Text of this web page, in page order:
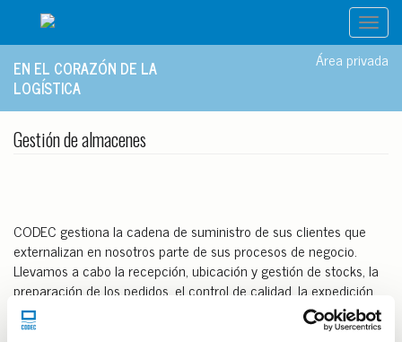
EN EL CORAZÓN DE LA
LOGÍSTICA
Área privada
Gestión de almacenes
CODEC gestiona la cadena de suministro de sus clientes que
externalizan en nosotros parte de sus procesos de negocio.
Llevamos a cabo la recepción, ubicación y gestión de stocks, la
preparación de los pedidos, el control de calidad, la expedición,
el transporte y todos aquellos procesos auxiliares como la
gestión administrativa o la limpieza de las instalaciones.